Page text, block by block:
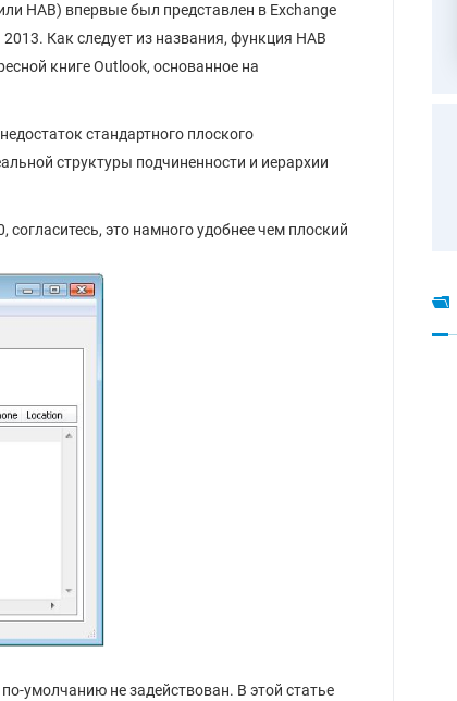
HAB) впервые был представлен в Exchange
Как следует из названия, функция HAB
книге Outlook, основанное на
стандартного плоского
структуры подчиненности и иерархии
это намного удобнее чем плоский
умолчанию не задействован. В этой статье